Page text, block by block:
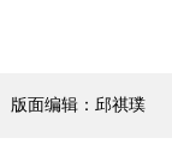
版面编辑：邱祺璞